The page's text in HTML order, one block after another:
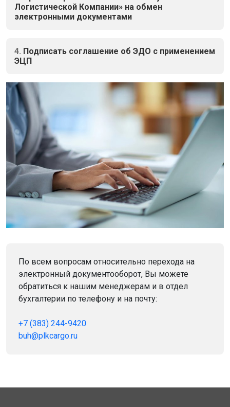
Логистической Компании» на обмен
электронными документами
4. Подписать соглашение об ЭДО с применением
ЭЦП
По всем вопросам относительно перехода на
электронный документооборот, Вы можете
обратиться к нашим менеджерам и в отдел
бухгалтерии по телефону и на почту:
+7 (383) 244-9420
buh@plkcargo.ru